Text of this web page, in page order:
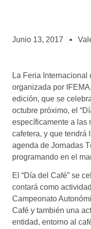
asociados
el café siempre tiene
algo nuevo que
enseñarnos
BOLSA DE
¡te imaginas vivir de tu pasión
por el café?
CONTACTO
de ti!
Junio 13, 2017
La Feria
organizada por
edición, que se
octubre próximo, el
específicamente a las
cafetera, y que tendrá
agenda de Jornadas
programando en el
El “Día del Café” se
contará como
Campeonato
Café y también una
entidad, entorno al